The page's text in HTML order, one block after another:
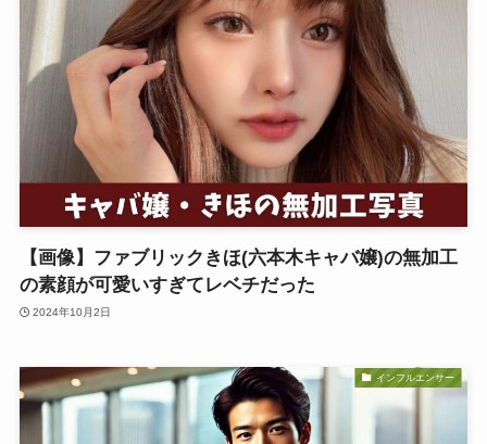
【画像】ファブリックきほ(六本木キャバ嬢)の無加工
の素顔が可愛いすぎてレベチだった
2024年10月2日
インフルエンサー